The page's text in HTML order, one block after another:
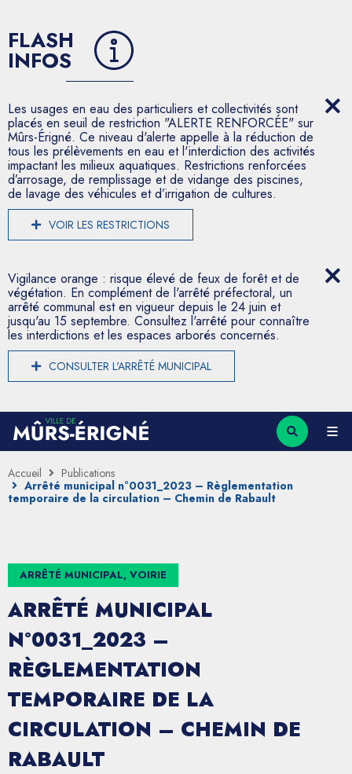
FLASH
INFOS
Les usages en eau des particuliers et collectivités sont
placés en seuil de restriction "ALERTE RENFORCÉE" sur
Mûrs-Érigné. Ce niveau d'alerte appelle à la réduction de
tous les prélèvements en eau et l'interdiction des activités
impactant les milieux aquatiques. Restrictions renforcées
d’arrosage, de remplissage et de vidange des piscines,
de lavage des véhicules et d’irrigation de cultures.
VOIR LES RESTRICTIONS
Vigilance orange : risque élevé de feux de forêt et de
végétation. En complément de l'arrêté préfectoral, un
arrêté communal est en vigueur depuis le 24 juin et
jusqu'au 15 septembre. Consultez l'arrêté pour connaître
les interdictions et les espaces arborés concernés.
CONSULTER L'ARRÊTÉ MUNICIPAL
Accueil
Publications
Arrêté municipal n°0031_2023 – Règlementation
temporaire de la circulation – Chemin de Rabault
ARRÊTÉ MUNICIPAL, VOIRIE
ARRÊTÉ MUNICIPAL
N°0031_2023 –
RÈGLEMENTATION
TEMPORAIRE DE LA
CIRCULATION – CHEMIN DE
RABAULT